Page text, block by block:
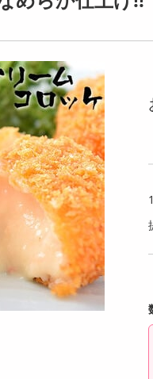
リメント
・寝具
ティ
00分 ～
ーム（ココア）ほ
妙
提供数 300
お試し費用
16,124円
参考価格 オープン
1個あたり 537.5
イズ